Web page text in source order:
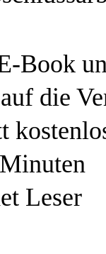
Book
die
Leser